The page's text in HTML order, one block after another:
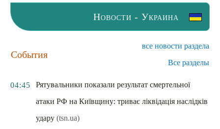
Новости - Украина
События
все новости раздела
Все разделы
04:45
Рятувальники показали результат смертельної
атаки РФ на Київщину: триває ліквідація наслідків
удару (tsn.ua)